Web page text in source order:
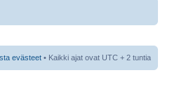
evästeet • Kaikki ajat ovat UTC + 2 tuntia